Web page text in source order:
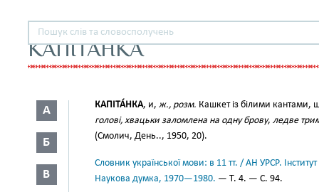
КАПІТАНКА
А
Б
В
КАПІТА́НКА, и, ж., розм. Кашкет із білими кантами,
голові, хвацьки заломлена на одну брову, ледве
(Смолич, День.., 1950, 20).
Словник української мови: в 11 тт. / АН УРСР.
Наукова думка, 1970—1980. — Т. 4. — С. 94.